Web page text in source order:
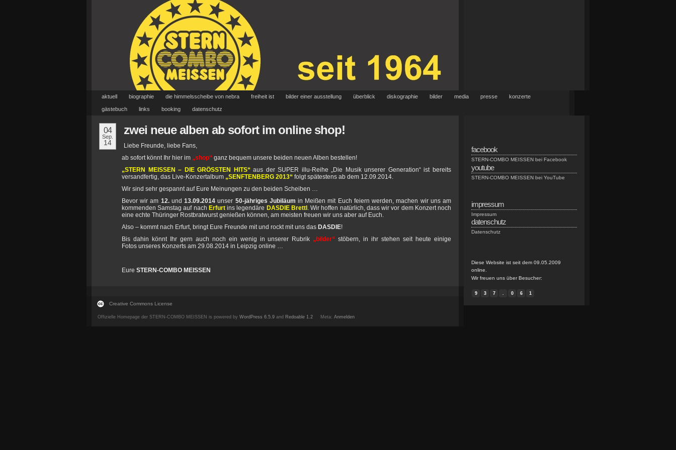
aktuell biographie die himmelsscheibe von nebra freiheit ist bilder einer ausstellung überblick diskographie bilder media presse konzerte
gästebuch links booking datenschutz
04
Sep.
14
zwei neue alben ab sofort im online shop!
Liebe Freunde, liebe Fans,
ab sofort könnt Ihr hier im „shop“ ganz bequem unsere beiden neuen Alben bestellen!
„STERN MEISSEN – DIE GRÖSSTEN HITS“ aus der SUPER illu-Reihe „Die Musik unserer Generation“ ist bereits
versandfertig, das Live-Konzertalbum „SENFTENBERG 2013“ folgt spätestens ab dem 12.09.2014.
Wir sind sehr gespannt auf Eure Meinungen zu den beiden Scheiben …
Bevor wir am 12.und13.09.2014 unser 50-jähriges Jubiläum in Meißen mit Euch feiern werden, machen wir uns am
kommenden Samstag auf nach Erfurtins legendäre DASDIE Brettl . Wir hoffen natürlich, dass wir vor dem Konzert noch
eine echte Thüringer Rostbratwurst genießen können, am meisten freuen wir uns aber auf Euch.
Also – kommt nach Erfurt, bringt Eure Freunde mit und rockt mit uns das DASDIE!
Bis dahin könnt Ihr gern auch noch ein wenig in unserer Rubrik „bilder“ stöbern, in ihr stehen seit heute einige
Fotos unseres Konzerts am 29.08.2014 in Leipzig online …
Eure STERN-COMBO MEISSEN
facebook
STERN-COMBO MEISSEN bei Facebook
youtube
STERN-COMBO MEISSEN bei YouTube
impressum
Impressum
datenschutz
Datenschutz
Diese Website ist seit dem 09.05.2009
online.
Wir freuen uns über Besucher:
9 3 7 . 0 6 1
Creative Commons License
Offizielle Homepage der STERN-COMBO MEISSEN is powered by WordPress 6.5.9 and Redoable 1.2 Meta: Anmelden